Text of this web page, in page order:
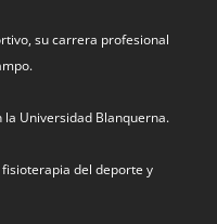
su carrera profesional
la Universidad Blanquerna.
del deporte y